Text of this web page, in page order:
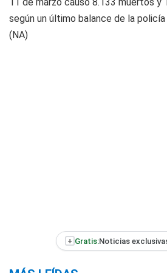
según un último balance de la
(NA)
+ Gratis:Noticias